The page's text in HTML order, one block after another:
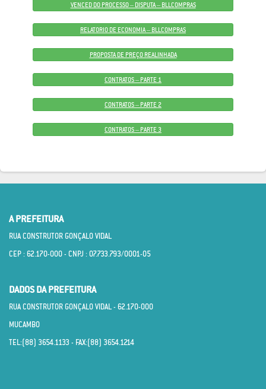
VENCED DO PROCESSO – DISPUTA – BLLCOMPRAS
RELATORIO DE ECONOMIA – BLLCOMPRAS
PROPOSTA DE PREÇO REALINHADA
CONTRATOS – PARTE 1
CONTRATOS – PARTE 2
CONTRATOS – PARTE 3
A PREFEITURA
RUA CONSTRUTOR GONÇALO VIDAL
CEP : 62.170­-000 - CNPJ : 07.733.793/0001­-05
DADOS DA PREFEITURA
RUA CONSTRUTOR GONÇALO VIDAL - 62.170­-000
MUCAMBO
TEL:(88) 3654.1133 - FAX:(88) 3654.1214